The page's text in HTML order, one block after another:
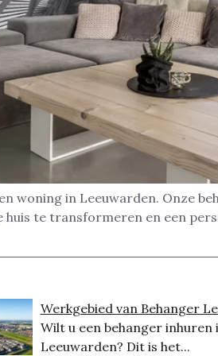
woning in Leeuwarden. Onze
te transformeren en een
Werkgebied van Behanger
Wilt u een behanger inhuren
Leeuwarden? Dit is het...